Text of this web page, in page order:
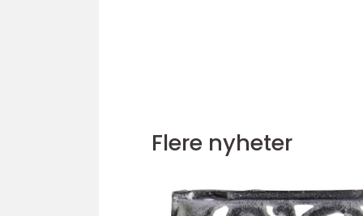
Flere nyheter